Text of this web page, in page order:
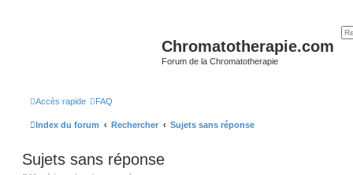
Chromatotherapie.com
Forum de la Chromatotherapie
Accès rapide FAQ
Index du forum Rechercher Sujets sans réponse
Sujets sans réponse